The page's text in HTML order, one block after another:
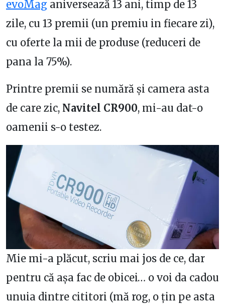
evoMag aniversează 13 ani, timp de 13
zile, cu 13 premii (un premiu in fiecare zi),
cu oferte la mii de produse (reduceri de
pana la 75%).
Printre premii se numără și camera asta
de care zic, Navitel CR900, mi-au dat-o
oamenii s-o testez.
Mie mi-a plăcut, scriu mai jos de ce, dar
pentru că așa fac de obicei… o voi da cadou
unuia dintre cititori (mă rog, o țin pe asta